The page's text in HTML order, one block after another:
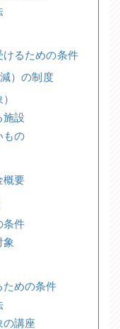
るための条件
）の制度
施設
もの
概要
条件
象
ための条件
の講座